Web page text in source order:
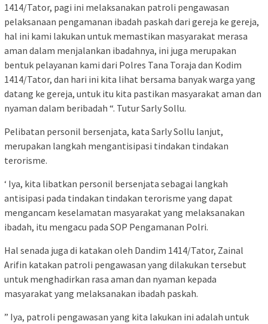
1414/Tator, pagi ini melaksanakan patroli pengawasan
pelaksanaan pengamanan ibadah paskah dari gereja ke gereja,
hal ini kami lakukan untuk memastikan masyarakat merasa
aman dalam menjalankan ibadahnya, ini juga merupakan
bentuk pelayanan kami dari Polres Tana Toraja dan Kodim
1414/Tator, dan hari ini kita lihat bersama banyak warga yang
datang ke gereja, untuk itu kita pastikan masyarakat aman dan
nyaman dalam beribadah “. Tutur Sarly Sollu.
Pelibatan personil bersenjata, kata Sarly Sollu lanjut,
merupakan langkah mengantisipasi tindakan tindakan
terorisme.
‘ Iya, kita libatkan personil bersenjata sebagai langkah
antisipasi pada tindakan tindakan terorisme yang dapat
mengancam keselamatan masyarakat yang melaksanakan
ibadah, itu mengacu pada SOP Pengamanan Polri.
Hal senada juga di katakan oleh Dandim 1414/Tator, Zainal
Arifin katakan patroli pengawasan yang dilakukan tersebut
untuk menghadirkan rasa aman dan nyaman kepada
masyarakat yang melaksanakan ibadah paskah.
” Iya, patroli pengawasan yang kita lakukan ini adalah untuk